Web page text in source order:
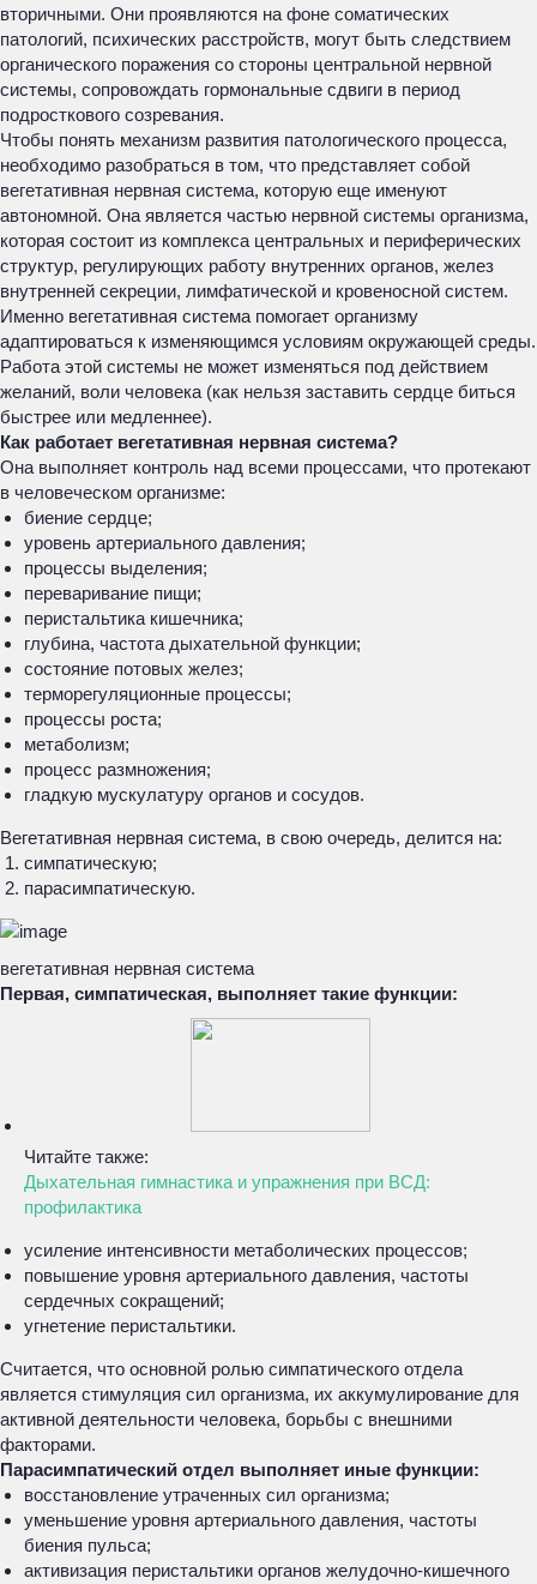
вторичными. Они проявляются на фоне соматических
патологий, психических расстройств, могут быть следствием
органического поражения со стороны центральной нервной
системы, сопровождать гормональные сдвиги в период
подросткового созревания.
Чтобы понять механизм развития патологического процесса,
необходимо разобраться в том, что представляет собой
вегетативная нервная система, которую еще именуют
автономной. Она является частью нервной системы организма,
которая состоит из комплекса центральных и периферических
структур, регулирующих работу внутренних органов, желез
внутренней секреции, лимфатической и кровеносной систем.
Именно вегетативная система помогает организму
адаптироваться к изменяющимся условиям окружающей среды.
Работа этой системы не может изменяться под действием
желаний, воли человека (как нельзя заставить сердце биться
быстрее или медленнее).
Как работает вегетативная нервная система?
Она выполняет контроль над всеми процессами, что протекают
в человеческом организме:
биение сердце;
уровень артериального давления;
процессы выделения;
переваривание пищи;
перистальтика кишечника;
глубина, частота дыхательной функции;
состояние потовых желез;
терморегуляционные процессы;
процессы роста;
метаболизм;
процесс размножения;
гладкую мускулатуру органов и сосудов.
Вегетативная нервная система, в свою очередь, делится на:
симпатическую;
парасимпатическую.
вегетативная нервная система
Первая, симпатическая, выполняет такие функции:
Читайте также:
Дыхательная гимнастика и упражнения при ВСД:
профилактика
усиление интенсивности метаболических процессов;
повышение уровня артериального давления, частоты
сердечных сокращений;
угнетение перистальтики.
Считается, что основной ролью симпатического отдела
является стимуляция сил организма, их аккумулирование для
активной деятельности человека, борьбы с внешними
факторами.
Парасимпатический отдел выполняет иные функции:
восстановление утраченных сил организма;
уменьшение уровня артериального давления, частоты
биения пульса;
активизация перистальтики органов желудочно-кишечного